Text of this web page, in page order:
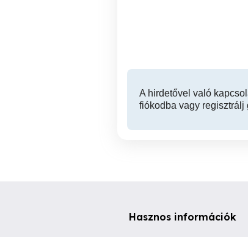
A hirdetővel való
fiókodba vagy regisztrálj
Hasznos információk